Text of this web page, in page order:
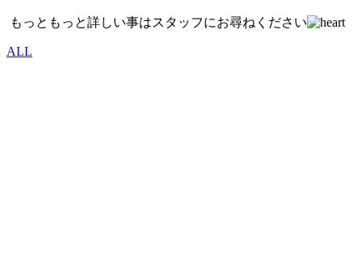
もっともっと詳しい事はスタッフにお尋ねください
ALL